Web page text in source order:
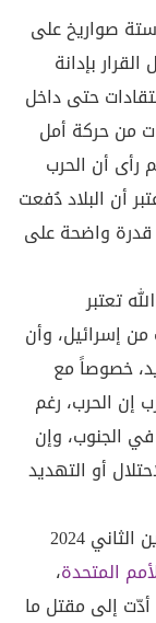
صواريخ على
القرار بإدانة
حتى داخل
من حركة أمل
رأى أن الحرب
أن البلاد دُفعت
حرب 2024 من دون قدرة واضحة على
تعتبر
إسرائيل، وأن
خصوصاً مع
إن الحرب، رغم
الجنوب، وإن
أو التهديد
ويشير التقرير أيضاً إلى أن الهدنة بين تشرين الثاني 2024
المتحدة،
إسرائيلي أدّت إلى مقتل ما